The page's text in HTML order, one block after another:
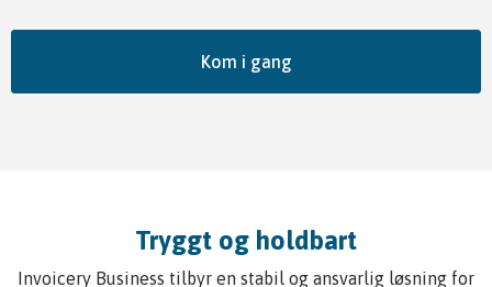
Kom i gang
Tryggt og holdbart
Invoicery Business tilbyr en stabil og ansvarlig løsning for